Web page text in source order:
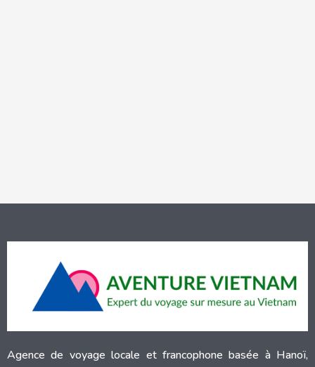
Agence de voyage locale et francophone basée à Hanoï,